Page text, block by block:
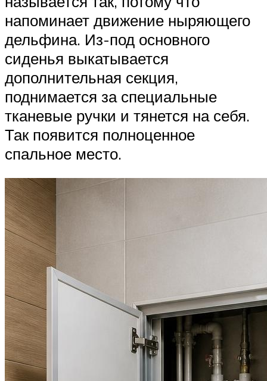
напоминает движение ныряющего
дельфина. Из-под основного
сиденья выкатывается
дополнительная секция,
поднимается за специальные
тканевые ручки и тянется на себя.
Так появится полноценное
спальное место.